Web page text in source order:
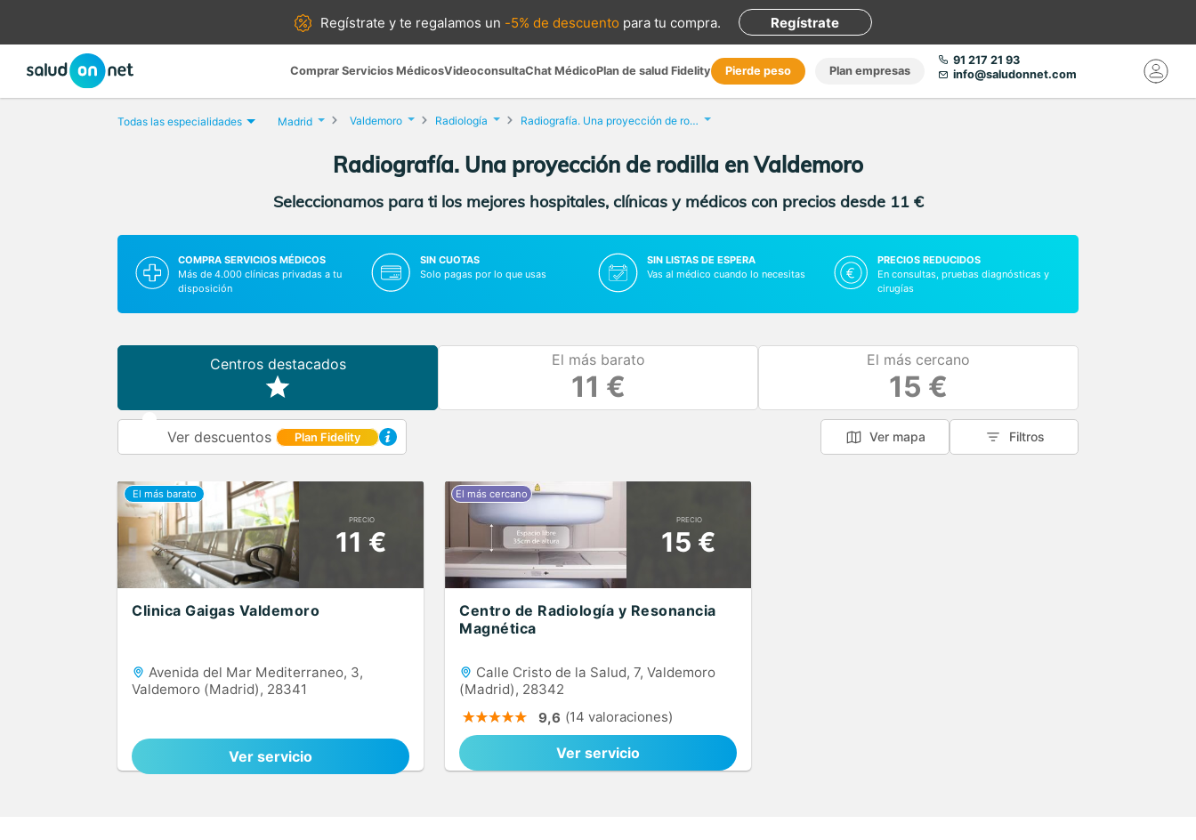
Regístrate yte regalamos un -5% de descuento para tu compra. Regístrate
Comprar Servicios MédicosVideoconsultaChat MédicoPlan de salud Fidelity Pierde peso Plan empresas
91 217 21 93
info@saludonnet.com
Todas las especialidades Madrid Valdemoro Radiología Radiografía. Una proyección de rodilla
Radiografía. Una proyección de rodilla en Valdemoro
Seleccionamos para ti los mejores hospitales, clínicas y médicos con precios desde 11 €
COMPRA SERVICIOS MÉDICOS
Más de 4.000 clínicas privadas a tu
disposición
SIN CUOTAS
Solo pagas por lo que usas
SIN LISTAS DE ESPERA
Vas al médico cuando lo necesitas
PRECIOS REDUCIDOS
En consultas, pruebas diagnósticas y
cirugías
Centros destacados El más barato
11 €
El más cercano
15 €
Ver descuentos Plan Fidelity Ver mapa Filtros
PRECIO
11 €
Clinica Gaigas Valdemoro
Avenida del Mar Mediterraneo, 3,
Valdemoro (Madrid), 28341
Ver servicio
PRECIO
15 €
Centro de Radiología y Resonancia
Magnética
Calle Cristo de la Salud, 7, Valdemoro
(Madrid), 28342
9,6 (14 valoraciones)
Ver servicio